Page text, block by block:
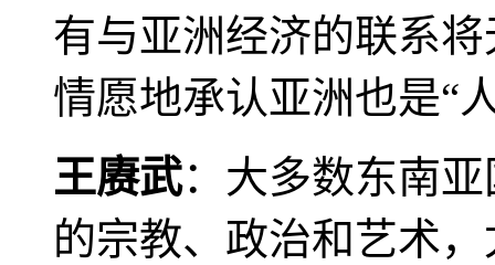
有与亚洲经济的联系
情愿地承认亚洲也是“
王赓武：大多数东南
的宗教、政治和艺术